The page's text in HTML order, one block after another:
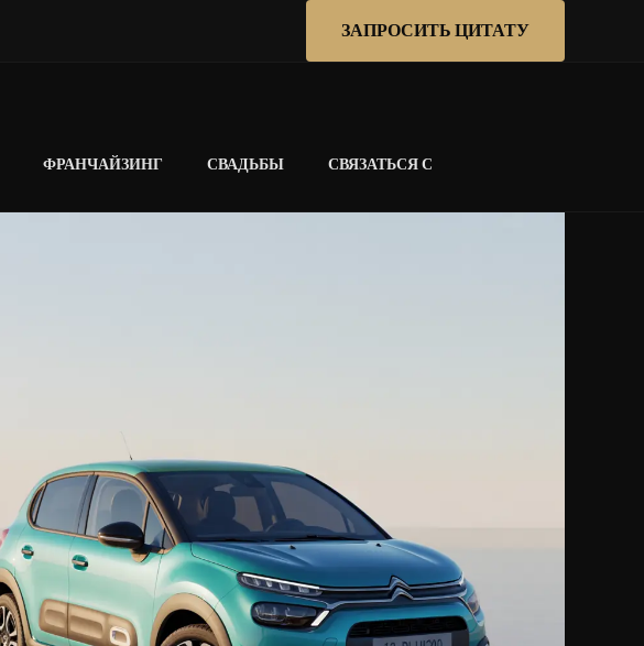
ЗАПРОСИТЬ ЦИТАТУ
ФРАНЧАЙЗИНГ СВАДЬБЫ СВЯЗАТЬСЯ С